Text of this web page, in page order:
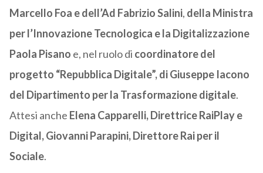
Marcello Foa e dell’Ad Fabrizio Salini, della Ministra
per l’Innovazione Tecnologica e la Digitalizzazione
Paola Pisano e, nel ruolo di coordinatore del
progetto “Repubblica Digitale”, di Giuseppe Iacono
del Dipartimento per la Trasformazione digitale.
Attesi anche Elena Capparelli, Direttrice RaiPlay e
Digital, Giovanni Parapini, Direttore Rai per il
Sociale.